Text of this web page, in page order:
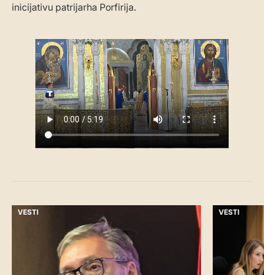
inicijativu patrijarha Porfirija.
VESTI VESTI